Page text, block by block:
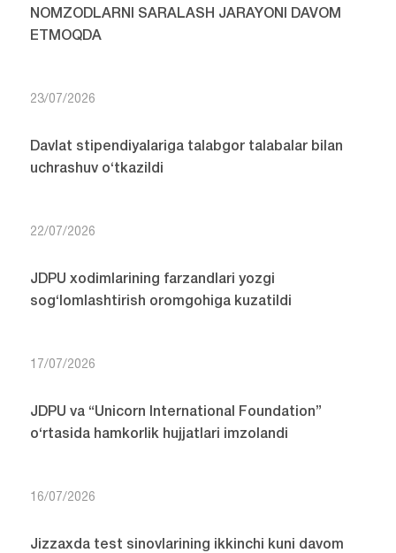
NOMZODLARNI SARALASH JARAYONI DAVOM
ETMOQDA
23/07/2026
Davlat stipendiyalariga talabgor talabalar bilan
uchrashuv o‘tkazildi
22/07/2026
JDPU xodimlarining farzandlari yozgi
sog‘lomlashtirish oromgohiga kuzatildi
17/07/2026
JDPU va “Unicorn International Foundation”
o‘rtasida hamkorlik hujjatlari imzolandi
16/07/2026
Jizzaxda test sinovlarining ikkinchi kuni davom